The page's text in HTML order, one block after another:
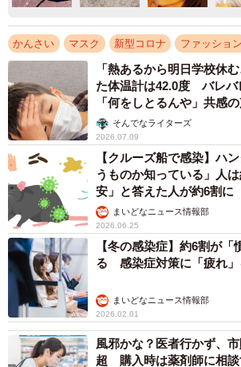
かんさい マスク 新型コロナ ファッション
「熱あるから明日学校休
た体温計は42.0度 バレバ
「何をしとるんや」共感
そんでなライターズ
2026.07.09
【クルーズ船で感染】ハ
うものか知っている」人
安」と答えた人が約6割に
まいどなニュース情報部
2026.06.25
【冬の感染症】約6割が「
る 感染症対策に「疲れ」
まいどなニュース情報部
2026.02.01
風邪かな？医者行かず、
超 購入時は薬剤師に相談